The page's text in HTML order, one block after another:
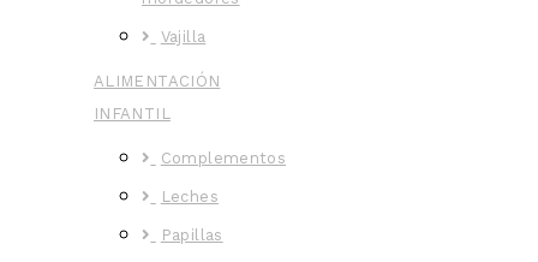
Vajilla
ALIMENTACIÓN
INFANTIL
Complementos
Leches
Papillas